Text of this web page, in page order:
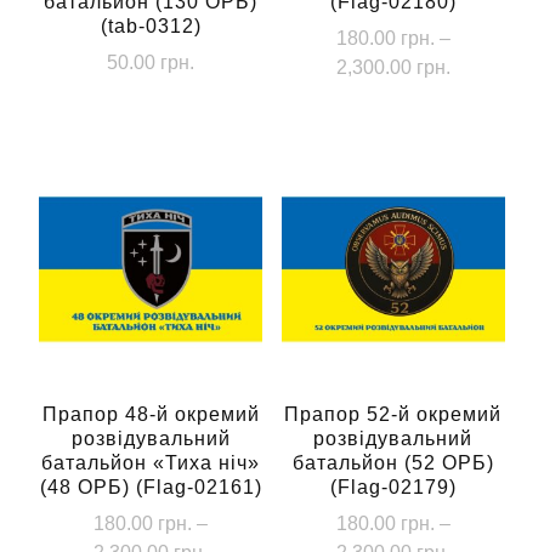
(tab-0312)
50.00 грн.
180.00 грн. –
2,300.00 грн.
кілька
варіантів.
Параметри
можна
вибрати
сторінці
товару
Прапор 48-й окремий
розвідувальний
батальйон «Тиха ніч»
(48 ОРБ) (Flag-02161)
180.00 грн. –
Прапор 52-й окремий
розвідувальний
батальйон (52 ОРБ)
(Flag-02179)
180.00 грн. –